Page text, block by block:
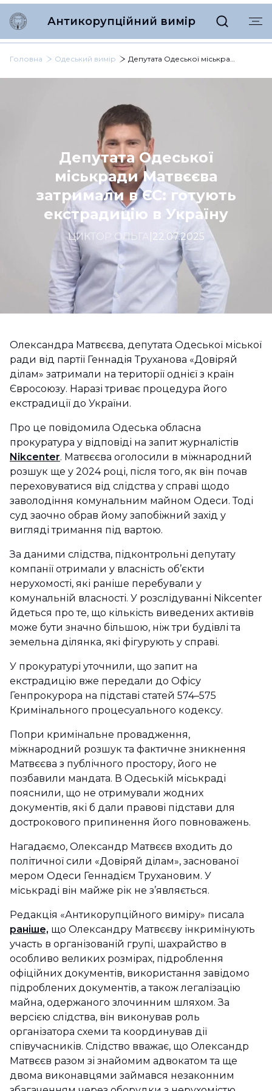
Антикорупційний вимір
Головна Одеський вимір Депутата Одеської міськради Матвєєва затримали в ЄС: готують екстрадицію в Україну
Депутата Одеської
міськради Матвєєва
затримали в ЄС: готують
екстрадицію в Україну
ЦИКТОР ОЛЬГА 22.07.2025
Олександра Матвєєва, депутата Одеської міської
ради від партії Геннадія Труханова «Довіряй
ділам» затримали на території однієї з країн
Євросоюзу. Наразі триває процедура його
екстрадиції до України.
Про це повідомила Одеська обласна
прокуратура у відповіді на запит журналістів
Nikcenter. Матвєєва оголосили в міжнародний
розшук ще у 2024 році, після того, як він почав
переховуватися від слідства у справі щодо
заволодіння комунальним майном Одеси. Тоді
суд заочно обрав йому запобіжний захід у
вигляді тримання під вартою.
За даними слідства, підконтрольні депутату
компанії отримали у власність об’єкти
нерухомості, які раніше перебували у
комунальній власності. У розслідуванні Nikcenter
йдеться про те, що кількість виведених активів
може бути значно більшою, ніж три будівлі та
земельна ділянка, які фігурують у справі.
У прокуратурі уточнили, що запит на
екстрадицію вже передали до Офісу
Генпрокурора на підставі статей 574–575
Кримінального процесуального кодексу.
Попри кримінальне провадження,
міжнародний розшук та фактичне зникнення
Матвєєва з публічного простору, його не
позбавили мандата. В Одеській міськраді
пояснили, що не отримували жодних
документів, які б дали правові підстави для
дострокового припинення його повноважень.
Нагадаємо, Олександр Матвєєв входить до
політичної сили «Довіряй ділам», заснованої
мером Одеси Геннадієм Трухановим. У
міськраді він майже рік не з’являється.
Редакція «Антикорупційного виміру» писала
раніше, що Олександру Матвєєву інкримінують
участь в організованій групі, шахрайство в
особливо великих розмірах, підроблення
офіційних документів, використання завідомо
підроблених документів, а також легалізацію
майна, одержаного злочинним шляхом. За
версією слідства, він виконував роль
організатора схеми та координував дії
співучасників. Слідство вважає, що Олександр
Матвєєв разом зі знайомим адвокатом та ще
двома виконавцями займався незаконним